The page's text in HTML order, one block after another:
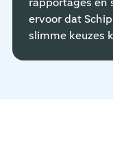
ervoor dat
slimme keuzes